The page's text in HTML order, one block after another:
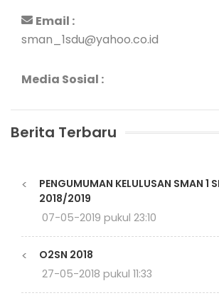
Email :
sman_1sdu@yahoo.co.id
Media Sosial :
Berita Terbaru
<
PENGUMUMAN KELULUSAN SMAN 1
2018/2019
07-05-2019 pukul 23:10
<
O2SN 2018
27-05-2018 pukul 11:33